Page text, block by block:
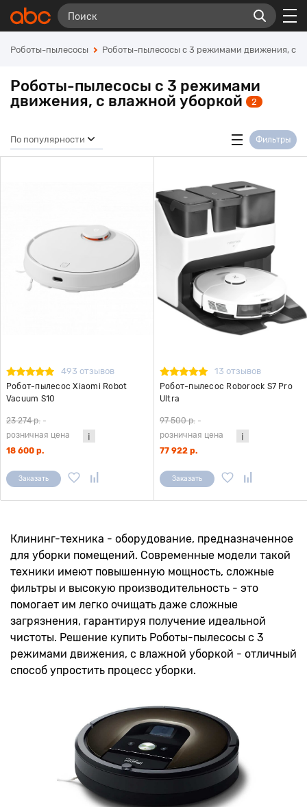
Роботы-пылесосы Роботы-пылесосы с 3 режимами движения, с
Роботы-пылесосы с 3 режимами
движения, с влажной уборкой
2
По популярности Фильтры
493 отзывов
Робот-пылесос Xiaomi Robot
Vacuum S10
23 274 р. -
розничная цена
18 600 р.
Заказать
13 отзывов
Робот-пылесос Roborock S7 Pro
Ultra
97 500 р. -
розничная цена
77 922 р.
Заказать
Клининг-техника - оборудование, предназначенное
для уборки помещений. Современные модели такой
техники имеют повышенную мощность, сложные
фильтры и высокую производительность - это
помогает им легко очищать даже сложные
загрязнения, гарантируя получение идеальной
чистоты. Решение купить Роботы-пылесосы с 3
режимами движения, с влажной уборкой - отличный
способ упростить процесс уборки.